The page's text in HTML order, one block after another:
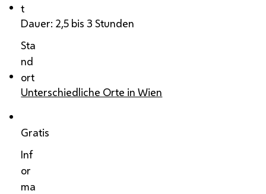
t
Dauer: 2,5 bis 3 Stunden
Sta
nd
ort
Unterschiedliche Orte in Wien
Gratis
Inf
or
ma